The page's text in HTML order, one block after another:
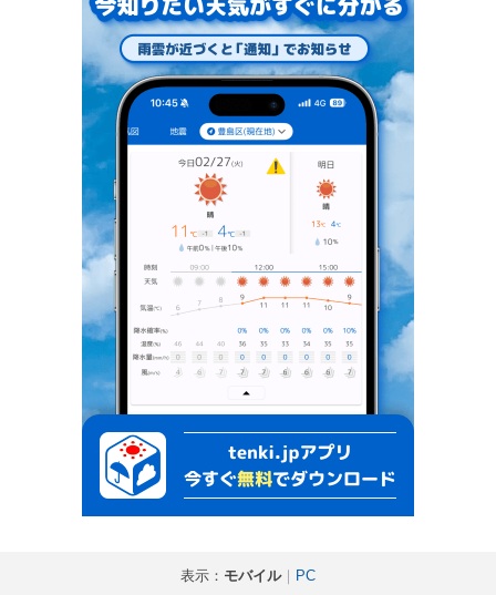
表示： モバイル｜ PC